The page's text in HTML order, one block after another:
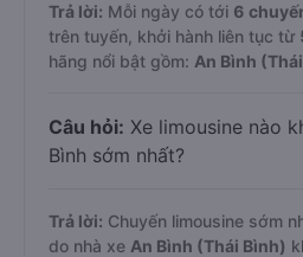
Trả lời: Mỗi ngày có tới 6
trên tuyến, khởi hành liên tục từ
hãng nổi bật gồm: An Bình
Câu hỏi: Xe limousine nào
Bình sớm nhất?
Trả lời: Chuyến limousine sớm
do nhà xe An Bình (Thái Bình)